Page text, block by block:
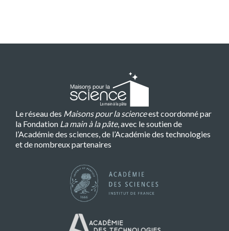
Le réseau des Maisons pour la scienceest coordonné par
la Fondation La main à la pâte, avec le soutien de
l’Académie des sciences, de l’Académie des technologies
et de nombreux partenaires